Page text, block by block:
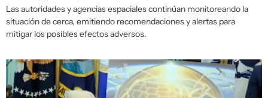
Las autoridades y agencias espaciales continúan monitoreando la
situación de cerca, emitiendo recomendaciones y alertas para
mitigar los posibles efectos adversos.